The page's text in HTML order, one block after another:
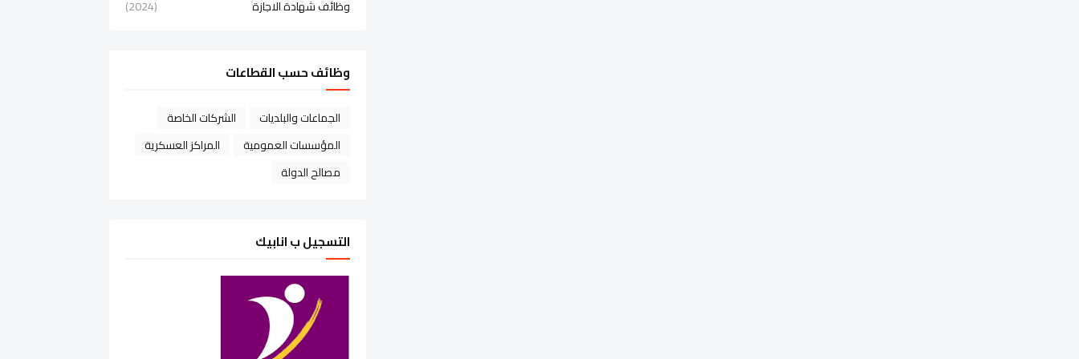
وظائف شهادة الاجازة (2024)
وظائف حسب القطاعات
الجماعات والبلديات
الشركات الخاصة
المؤسسات العمومية
المراكز العسكرية
مصالح الدولة
التسجيل ب انابيك